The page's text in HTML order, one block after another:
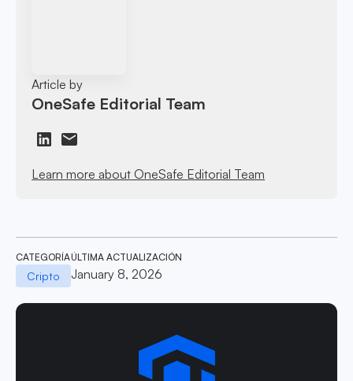
Article by
OneSafe Editorial Team
Learn more about OneSafe Editorial Team
CATEGORÍA
Cripto
ÚLTIMA ACTUALIZACIÓN
January 8, 2026